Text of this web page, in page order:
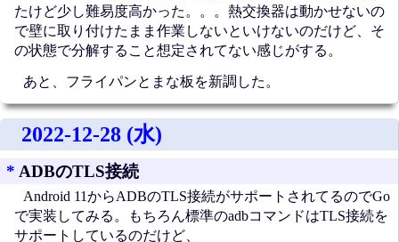
たけど少し難易度高かった。。。熱交換器は動かせないの
で壁に取り付けたまま作業しないといけないのだけど、そ
の状態で分解すること想定されてない感じがする。
あと、フライパンとまな板を新調した。
2022-12-28 (水)
* ADBのTLS接続
Android 11からADBのTLS接続がサポートされてるのでGo
で実装してみる。もちろん標準のadbコマンドはTLS接続を
サポートしているのだけど、